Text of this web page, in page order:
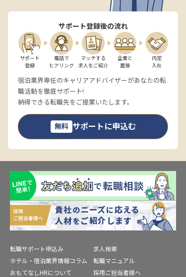
サポート登録後の流れ
サポート
登録
電話で
ヒアリング
マッチする
求人をご紹介
企業と
面接
内定
入社
宿泊業界専任のキャリアアドバイザーがあなたの転
職活動を徹底サポート!
納得できる転職先をご提案いたします。
無料 サポートに申込む
転職サポート申込み
求人検索
ホテル・宿泊業界情報コラム
転職マニュアル
おもてなしHRについて
採用ご担当者様へ